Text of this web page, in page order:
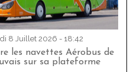
8 Juillet 2026 - 18:42
les navettes Aérobus de
sur sa plateforme